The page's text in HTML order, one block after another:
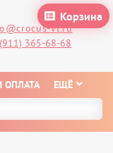
Корзина
vl.ru
365-68-68
ОПЛАТА ЕЩЁ